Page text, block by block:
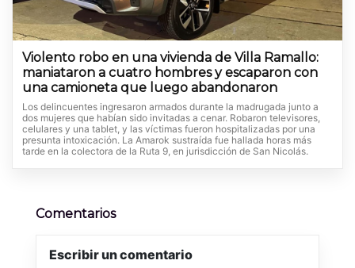
Violento robo en una vivienda de Villa Ramallo:
maniataron a cuatro hombres y escaparon con
una camioneta que luego abandonaron
Los delincuentes ingresaron armados durante la madrugada junto a
dos mujeres que habían sido invitadas a cenar. Robaron televisores,
celulares y una tablet, y las víctimas fueron hospitalizadas por una
presunta intoxicación. La Amarok sustraída fue hallada horas más
tarde en la colectora de la Ruta 9, en jurisdicción de San Nicolás.
Comentarios
Escribir un comentario